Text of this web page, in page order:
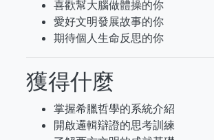
喜歡幫大腦做體操的你
愛好文明發展故事的你
期待個人生命反思的你
獲得什麼
掌握希臘哲學的系統介紹
開啟邏輯辯證的思考訓練